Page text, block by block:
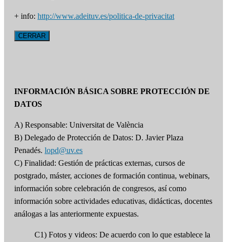
+ info: http://www.adeituv.es/politica-de-privacitat
CERRAR
INFORMACIÓN BÁSICA SOBRE PROTECCIÓN DE
DATOS
A) Responsable: Universitat de València
B) Delegado de Protección de Datos: D. Javier Plaza
Penadés. lopd@uv.es
C) Finalidad: Gestión de prácticas externas, cursos de
postgrado, máster, acciones de formación continua, webinars,
información sobre celebración de congresos, así como
información sobre actividades educativas, didácticas, docentes
análogas a las anteriormente expuestas.
C1) Fotos y videos: De acuerdo con lo que establece la